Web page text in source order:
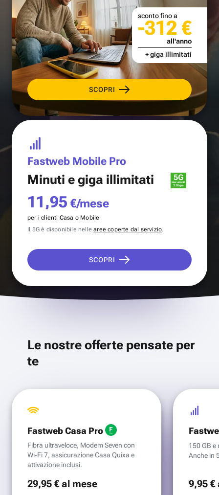
SCOPRI
sconto fino a
-312 €
all'anno
+ giga illimitati
Fastweb Mobile Pro
Minuti e giga illimitati
11,95 €/mese
per i clienti Casa o Mobile
Il 5G è disponibile nellearee coperte dal servizio.
SCOPRI
Le nostre offerte pensate per
te
Fastweb Casa Pro
Fibra ultraveloce, Modem Seven con
Wi‑Fi 7, assicurazione Casa Quixa e
attivazione inclusi.
29,95 €al mese
150 GB e
Anche in
9,95 €